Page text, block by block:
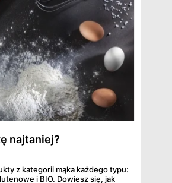
najtaniej?
z kategorii mąka każdego typu:
i BIO. Dowiesz się, jak